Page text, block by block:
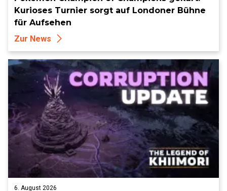
Kurioses Turnier sorgt auf Londoner Bühne
für Aufsehen
Zur News
6. August 2026